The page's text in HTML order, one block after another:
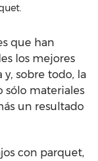
que han
los mejores
sobre todo, la
sólo materiales
un resultado
con parquet,